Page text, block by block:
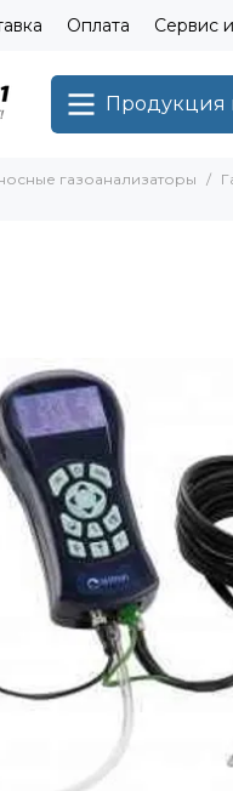
Оплата Сервис
Продукция
газоанализаторы